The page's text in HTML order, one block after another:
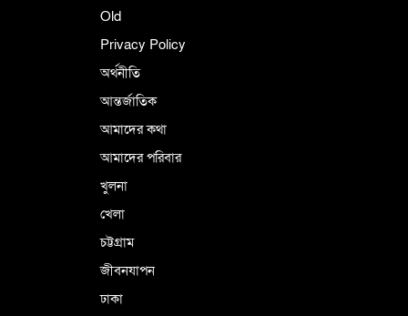
Old
Privacy Policy
অর্থনীতি
আন্তর্জাতিক
আমাদের কথা
আমাদের পরিবার
খুলনা
খেলা
চট্টগ্রাম
জীবনযাপন
ঢাকা